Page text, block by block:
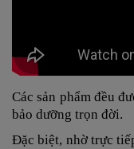
Các sản phẩm đều
bảo dưỡng trọn đời.
Đặc biệt, nhờ trực